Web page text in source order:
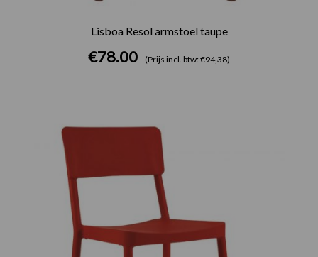
Lisboa Resol armstoel taupe
€78.00 (Prijs incl. btw: €94,38)